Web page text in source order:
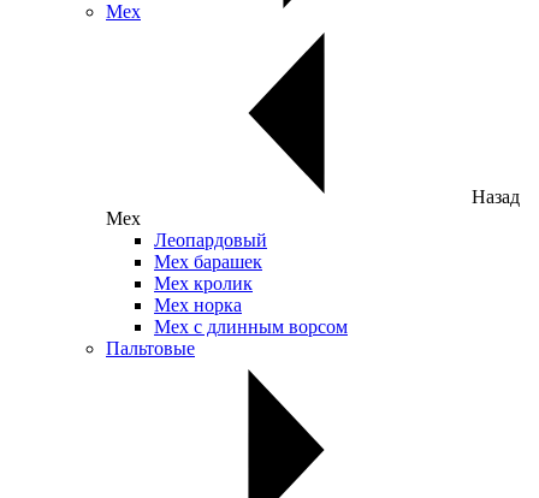
Мех
Назад
Мех
Леопардовый
Мех барашек
Мех кролик
Мех норка
Мех с длинным ворсом
Пальтовые